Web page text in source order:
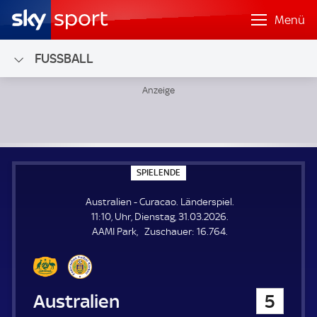
Menü
FUSSBALL
SPIELENDE
P
L
E
N
Australien - Curacao. Länderspiel.
11:10, Uhr, Dienstag, 31.03.2026.
AAMI Park
Zuschauer: Z
16.764.
Australien 5